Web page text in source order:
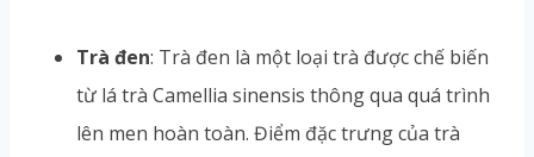
Trà đen: Trà đen là một loại trà được chế biến
từ lá trà Camellia sinensis thông qua quá trình
lên men hoàn toàn. Điểm đặc trưng của trà